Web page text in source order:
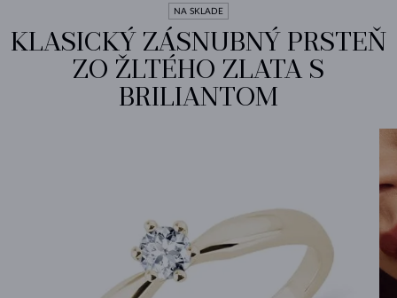
NA SKLADE
KLASICKÝ ZÁSNUBNÝ PRSTEŇ
ZO ŽLTÉHO ZLATA S
BRILIANTOM